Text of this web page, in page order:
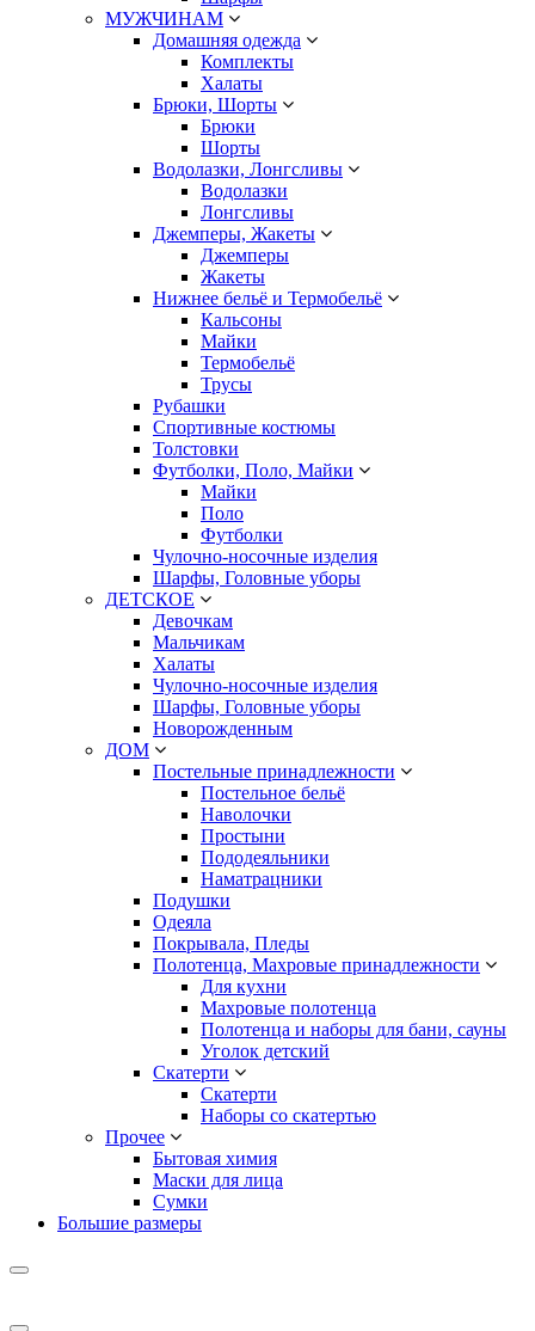
МУЖЧИНАМ
Домашняя одежда
Комплекты
Халаты
Брюки, Шорты
Брюки
Шорты
Водолазки, Лонгсливы
Водолазки
Лонгсливы
Джемперы, Жакеты
Джемперы
Жакеты
Нижнее бельё и Термобельё
Кальсоны
Майки
Термобельё
Трусы
Рубашки
Спортивные костюмы
Толстовки
Футболки, Поло, Майки
Майки
Поло
Футболки
Чулочно-носочные изделия
Шарфы, Головные уборы
ДЕТСКОЕ
Девочкам
Мальчикам
Халаты
Чулочно-носочные изделия
Шарфы, Головные уборы
Новорожденным
ДОМ
Постельные принадлежности
Постельное бельё
Наволочки
Простыни
Пододеяльники
Наматрацники
Подушки
Одеяла
Покрывала, Пледы
Полотенца, Махровые принадлежности
Для кухни
Махровые полотенца
Полотенца и наборы для бани, сауны
Уголок детский
Скатерти
Скатерти
Наборы со скатертью
Прочее
Бытовая химия
Маски для лица
Сумки
Большие размеры